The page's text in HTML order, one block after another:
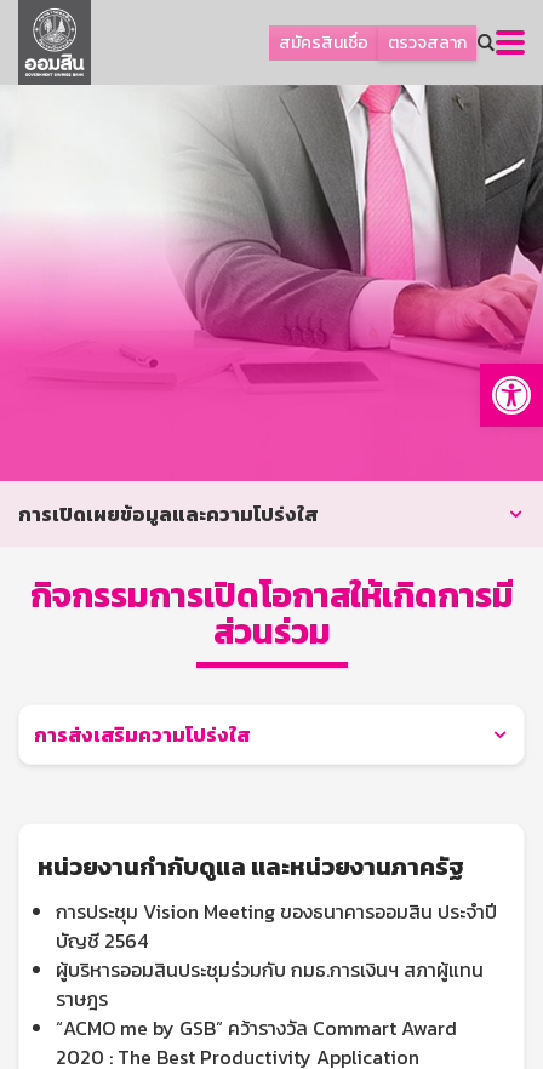
สมัครสินเชื่อ ตรวจสลาก
ลูกค้าธุรกิจ
ลูกค้าผู้ประกอบรายย่อย
การพัฒนาที่ยั่งยืน
บริการทางการเงิน
TH
EN
การเปิดเผยข้อมูลและความโปร่งใส
กิจกรรมการเปิดโอกาสให้เกิดการมี
ส่วนร่วม
การส่งเสริมความโปร่งใส
หน่วยงานกำกับดูแล และหน่วยงานภาครัฐ
การประชุม Vision Meeting ของธนาคารออมสิน ประจำปี
บัญชี 2564
ผู้บริหารออมสินประชุมร่วมกับ กมธ.การเงินฯ สภาผู้แทน
ราษฎร
“ACMO me by GSB” คว้ารางวัล Commart Award
2020 : The Best Productivity Application